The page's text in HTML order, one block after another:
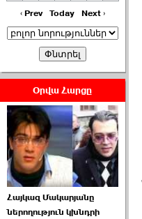
2026-07-06 06:50:00
Ամենաշատը էսօրվանից
էի վախենում.Նիկոլայ
Եղիազարյան ›››
2026-07-05 23:19:00
‹ Prev Today Next ›
Օրվա Հարցը
Հայկազ Մակարյանը
ներողություն կխնդրի